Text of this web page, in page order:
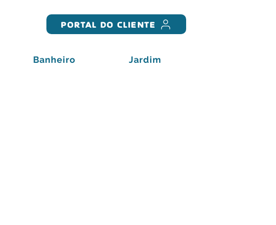
PORTAL DO CLIENTE
Banheiro Jardim